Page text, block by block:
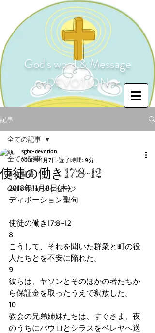
God's word & Message
〜DEVOTION〜
記事
全ての記事
新約聖書
God's Word メッセージ
全ての記事
使徒の働き17:8~12
sgbc-devotion
2018年11月7日 読了時間: 9分
2018年11月8日(木)
ディボーション聖句
使徒の働き17:8~12
8
こうして、それを聞いた群衆と町の役
人たちとを不安に陥れた。
9
彼らは、ヤソンとそのほかの者たちか
ら保証金を取ったうえで釈放した。
10
教会の兄弟姉妹たちは、すぐさま、夜
のうちにパウロとシラスをベレヤへ送